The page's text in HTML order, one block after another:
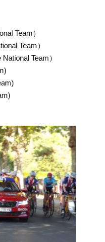
Team）
Team）
Team）